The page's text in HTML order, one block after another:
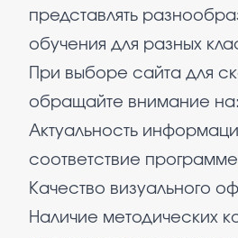
представлять
обучения для разных
При выборе сайта для
обращайте внимание на:
Актуальность
соответствие программе
Качество визуального
Наличие методических